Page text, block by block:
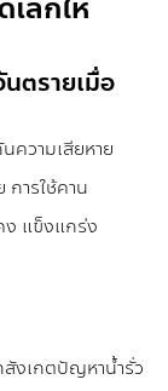
ล็กให้
ตรายเมื่อ
ความเสียหาย
การใช้คาน
ง แข็งแกร่ง
งเกตปัญหาน้ำรั่ว